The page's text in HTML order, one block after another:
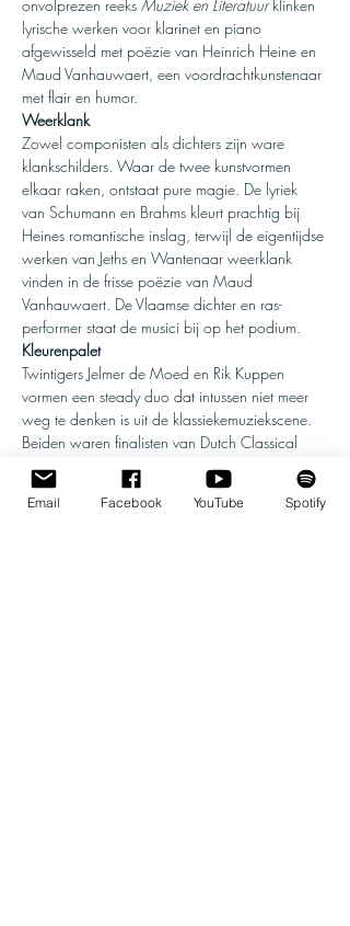
onvolprezen reeks Muziek en Literatuur klinken
lyrische werken voor klarinet en piano
afgewisseld met poëzie van Heinrich Heine en
Maud Vanhauwaert, een voordrachtkunstenaar
met flair en humor.
Weerklank
Zowel componisten als dichters zijn ware
klankschilders. Waar de twee kunstvormen
elkaar raken, ontstaat pure magie. De lyriek
van Schumann en Brahms kleurt prachtig bij
Heines romantische inslag, terwijl de eigentijdse
werken van Jeths en Wantenaar weerklank
vinden in de frisse poëzie van Maud
Vanhauwaert. De Vlaamse dichter en ras-
performer staat de musici bij op het podium.
Kleurenpalet
Twintigers Jelmer de Moed en Rik Kuppen
vormen een steady duo dat intussen niet meer
weg te denken is uit de klassiekemuziekscene.
Beiden waren finalisten van Dutch Classical
Talent. Over klarinettist De Moed zei de jury in
2022: ‘Een geraffineerde…
Email Facebook YouTube Spotify